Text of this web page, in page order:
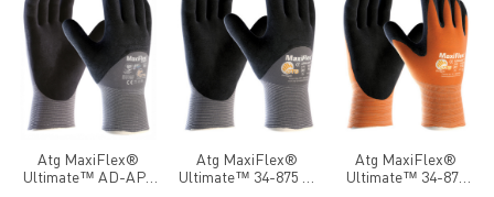
Atg MaxiFlex®
Ultimate™ AD-APT
Atg MaxiFlex®
Ultimate™ 34-875 ¾
Atg MaxiFlex®
Ultimate™ 34-878